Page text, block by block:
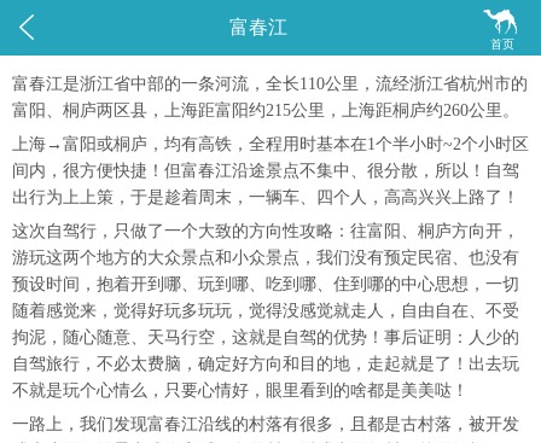
 
首页
富春江
富春江是浙江省中部的一条河流，全长110公里，流经浙江省杭州市的
富阳、桐庐两区县，上海距富阳约215公里，上海距桐庐约260公里。
上海→富阳或桐庐，均有高铁，全程用时基本在1个半小时~2个小时区
间内，很方便快捷！但富春江沿途景点不集中、很分散，所以！自驾
出行为上上策，于是趁着周末，一辆车、四个人，高高兴兴上路了！
这次自驾行，只做了一个大致的方向性攻略：往富阳、桐庐方向开，
游玩这两个地方的大众景点和小众景点，我们没有预定民宿、也没有
预设时间，抱着开到哪、玩到哪、吃到哪、住到哪的中心思想，一切
随着感觉来，觉得好玩多玩玩，觉得没感觉就走人，自由自在、不受
拘泥，随心随意、天马行空，这就是自驾的优势！事后证明：人少的
自驾旅行，不必太费脑，确定好方向和目的地，走起就是了！出去玩
不就是玩个心情么，只要心情好，眼里看到的啥都是美美哒！
一路上，我们发现富春江沿线的村落有很多，且都是古村落，被开发